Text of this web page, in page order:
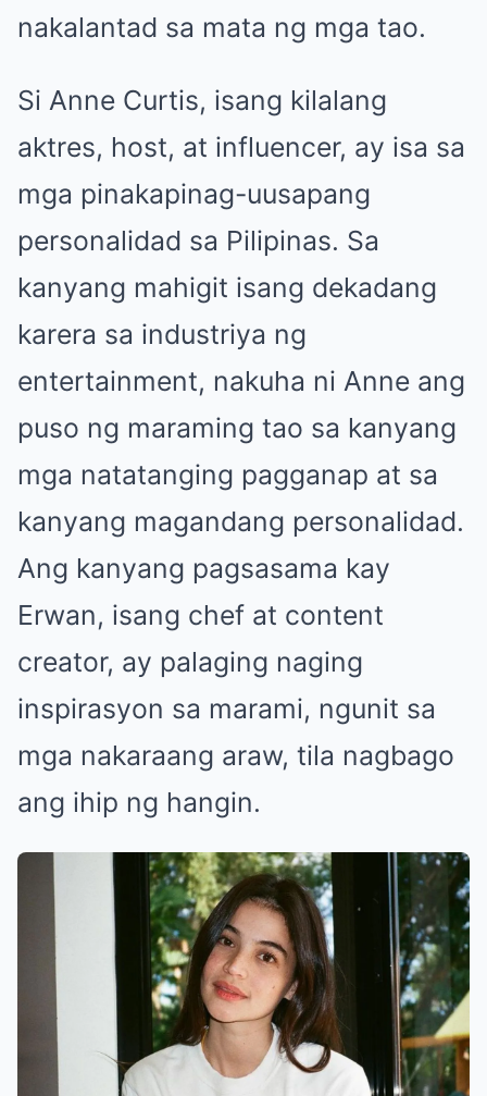
nakalantad sa mata ng mga tao.
Si Anne Curtis, isang kilalang
aktres, host, at influencer, ay isa sa
mga pinakapinag-uusapang
personalidad sa Pilipinas. Sa
kanyang mahigit isang dekadang
karera sa industriya ng
entertainment, nakuha ni Anne ang
puso ng maraming tao sa kanyang
mga natatanging pagganap at sa
kanyang magandang personalidad.
Ang kanyang pagsasama kay
Erwan, isang chef at content
creator, ay palaging naging
inspirasyon sa marami, ngunit sa
mga nakaraang araw, tila nagbago
ang ihip ng hangin.